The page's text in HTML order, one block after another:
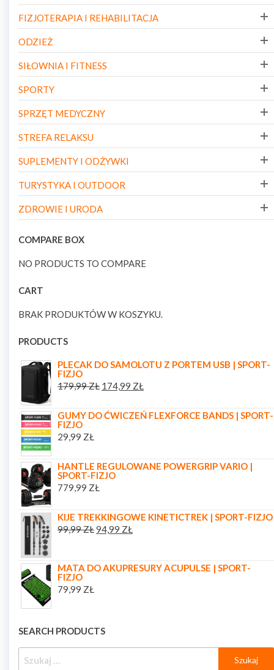
FIZJOTERAPIA I REHABILITACJA
ODZIEŻ
SIŁOWNIA I FITNESS
SPORTY
SPRZĘT MEDYCZNY
STREFA RELAKSU
SUPLEMENTY I ODŻYWKI
TURYSTYKA I OUTDOOR
ZDROWIE I URODA
COMPARE BOX
NO PRODUCTS TO COMPARE
CART
BRAK PRODUKTÓW W KOSZYKU.
PRODUCTS
PLECAK DO SAMOLOTU Z PORTEM USB | SPORT-
FIZJO
179,99ZŁ 174,99 ZŁ
GUMY DO ĆWICZEŃ FLEXFORCE BANDS | SPORT-
FIZJO
29,99 ZŁ
HANTLE REGULOWANE POWERGRIP VARIO |
SPORT-FIZJO
779,99 ZŁ
KIJE TREKKINGOWE KINETICTREK | SPORT-FIZJO
99,99ZŁ94,99 ZŁ
MATA DO AKUPRESURY ACUPULSE | SPORT-
FIZJO
79,99 ZŁ
SEARCH PRODUCTS